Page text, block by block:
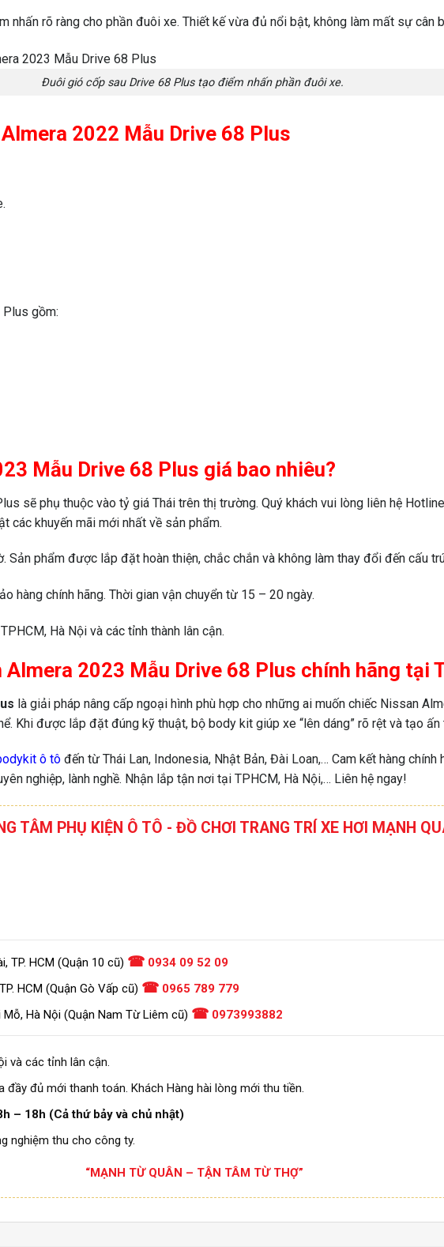
rõ ràng cho phần đuôi xe. Thiết kế vừa đủ nổi bật, không làm mất sự cân
Đuôi gió cốp sau Drive 68 Plus tạo điểm nhấn phần đuôi xe.
2022 Mẫu Drive 68 Plus
gồm:
Mẫu Drive 68 Plus giá bao nhiêu?
sẽ phụ thuộc vào tỷ giá Thái trên thị trường. Quý khách vui lòng liên hệ
các khuyến mãi mới nhất về sản phẩm.
phẩm được lắp đặt hoàn thiện, chắc chắn và không làm thay đổi đến cấu
hàng chính hãng. Thời gian vận chuyển từ 15 – 20 ngày.
Hà Nội và các tỉnh thành lân cận.
2023 Mẫu Drive 68 Plus chính hãng tại
là giải pháp nâng cấp ngoại hình phù hợp cho những ai muốn chiếc Nissan
Khi được lắp đặt đúng kỹ thuật, bộ body kit giúp xe “lên dáng” rõ rệt và tạo
ô tô đến từ Thái Lan, Indonesia, Nhật Bản, Đài Loan,… Cam kết hàng
nghiệp, lành nghề. Nhận lắp tận nơi tại TPHCM, Hà Nội,… Liên hệ ngay!
TÂM PHỤ KIỆN Ô TÔ - ĐỒ CHƠI TRANG TRÍ XE HƠI MẠNH
TP. HCM (Quận 10 cũ) ☎ 0934 09 52 09
HCM (Quận Gò Vấp cũ) ☎ 0965 789 779
Hà Nội (Quận Nam Từ Liêm cũ) ☎ 0973993882
và các tỉnh lân cận.
đầy đủ mới thanh toán. Khách Hàng hài lòng mới thu tiền.
– 18h (Cả thứ bảy và chủ nhật)
nghiệm thu cho công ty.
“MẠNH TỪ QUÂN – TẬN TÂM TỪ THỢ”